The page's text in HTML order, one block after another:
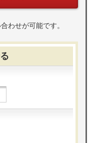
わせが可能です。